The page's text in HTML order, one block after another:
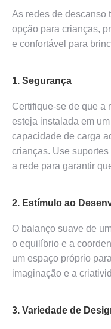
As redes de descanso
opção para crianças,
e confortável para
1. Segurança
Certifique-se de que a
esteja instalada em
capacidade de carga
crianças. Use
a rede para garantir
2. Estímulo ao
O balanço suave de
o equilíbrio e a
um espaço próprio
imaginação e a
3. Variedade de